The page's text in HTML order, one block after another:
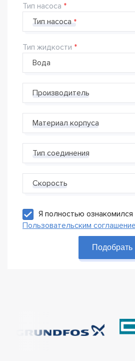
Тип насоса
Тип насоса
Тип жидкости
Производитель
Материал корпуса
Тип соединения
Скорость
Я полностью ознакомился
Пользовательским
Подобрать